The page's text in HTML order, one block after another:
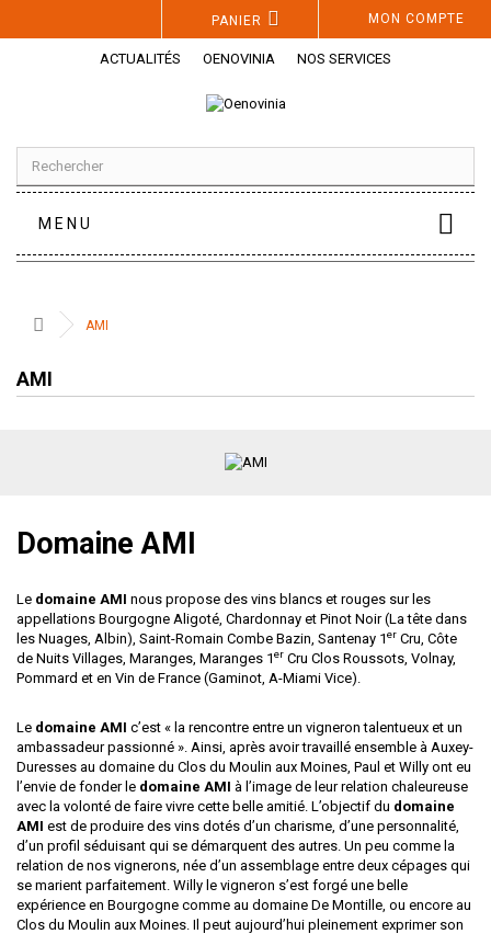
MON COMPTE
PANIER
ACTUALITÉS OENOVINIA NOS SERVICES
MENU
AMI
AMI
Domaine AMI
Le domaine AMI nous propose des vins blancs et rouges sur les
appellations Bourgogne Aligoté, Chardonnay et Pinot Noir (La tête dans
les Nuages, Albin), Saint-Romain Combe Bazin, Santenay 1er Cru, Côte
de Nuits Villages, Maranges, Maranges 1er Cru Clos Roussots, Volnay,
Pommard et en Vin de France (Gaminot, A-Miami Vice).
Le domaine AMI c’est « la rencontre entre un vigneron talentueux et un
ambassadeur passionné ». Ainsi, après avoir travaillé ensemble à Auxey-
Duresses au domaine du Clos du Moulin aux Moines, Paul et Willy ont eu
l’envie de fonder le domaine AMI à l’image de leur relation chaleureuse
avec la volonté de faire vivre cette belle amitié. L’objectif du domaine
AMI est de produire des vins dotés d’un charisme, d’une personnalité,
d’un profil séduisant qui se démarquent des autres. Un peu comme la
relation de nos vignerons, née d’un assemblage entre deux cépages qui
se marient parfaitement. Willy le vigneron s’est forgé une belle
expérience en Bourgogne comme au domaine De Montille, ou encore au
Clos du Moulin aux Moines. Il peut aujourd’hui pleinement exprimer son